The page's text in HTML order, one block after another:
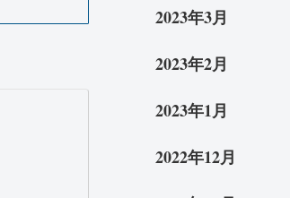
2023年3月
2023年2月
2023年1月
2022年12月